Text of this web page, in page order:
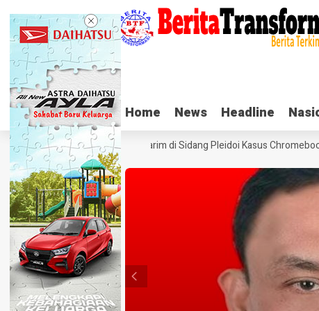
Home News Headline
Home News Headline
Tangis Haru Nadiem Makarim di Sidang Pleidoi Kasus